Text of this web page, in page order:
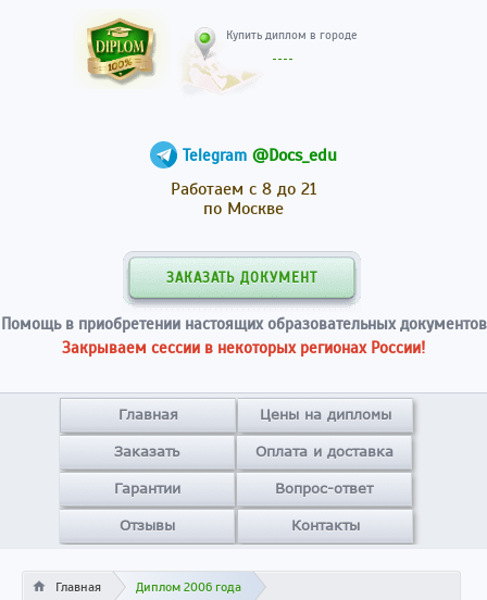
Telegram @Docs_edu
Работаем с 8 до 21
по Москве
ЗАКАЗАТЬ ДОКУМЕНТ
Помощь в приобретении настоящих образовательных документов
Закрываем сессии в некоторых регионах России!
Главная Цены на дипломы
Заказать Оплата и доставка
Гарантии Вопрос-ответ
Отзывы Контакты
Главная Диплом 2006 года